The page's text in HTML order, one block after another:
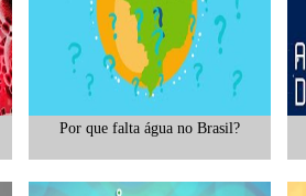
Por que falta água no Brasil?